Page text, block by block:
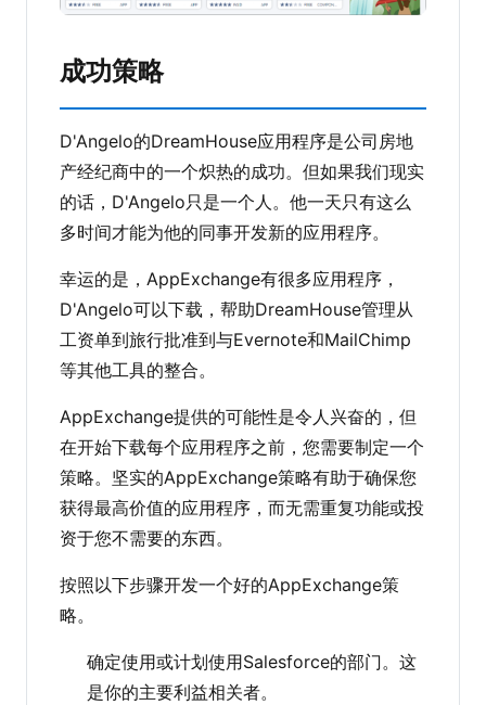
成功策略
D'Angelo的DreamHouse应用程序是公司房地
产经纪商中的一个炽热的成功。但如果我们现实
的话，D'Angelo只是一个人。他一天只有这么
多时间才能为他的同事开发新的应用程序。
幸运的是，AppExchange有很多应用程序，
D'Angelo可以下载，帮助DreamHouse管理从
工资单到旅行批准到与Evernote和MailChimp
等其他工具的整合。
AppExchange提供的可能性是令人兴奋的，但
在开始下载每个应用程序之前，您需要制定一个
策略。坚实的AppExchange策略有助于确保您
获得最高价值的应用程序，而无需重复功能或投
资于您不需要的东西。
按照以下步骤开发一个好的AppExchange策
略。
确定使用或计划使用Salesforce的部门。这
是你的主要利益相关者。